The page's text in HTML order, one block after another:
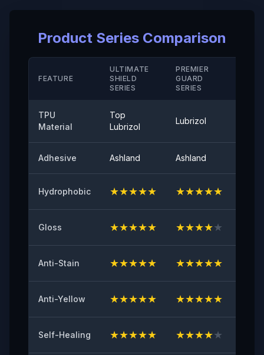
M D)
Résistance à la Température
Adhérence au Pelage
Brillance de Surface à 60°
94
Résistance au Jaunissement
CONFORME
Anti-taches
Product Series Comparison
FEATURE
ULTIMATE
SHIELD
SERIES
PREMIER
GUARD
SERIES
TPU
Material
Top
Lubrizol
Lubrizol
Adhesive Ashland Ashland
Hydrophobic ★★★★★ ★★★★★
Gloss ★★★★★ ★★★★★
Anti-Stain ★★★★★ ★★★★★
Anti-Yellow ★★★★★ ★★★★★
Self-Healing ★★★★★ ★★★★★